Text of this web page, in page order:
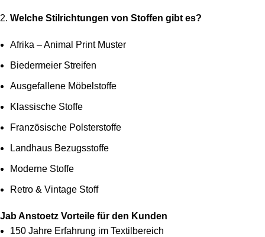
Welche Stilrichtungen von Stoffen gibt es?
Afrika – Animal Print Muster
Biedermeier Streifen
Ausgefallene Möbelstoffe
Klassische Stoffe
Französische Polsterstoffe
Landhaus Bezugsstoffe
Moderne Stoffe
Retro & Vintage Stoff
Jab Anstoetz Vorteile für den Kunden
150 Jahre Erfahrung im Textilbereich